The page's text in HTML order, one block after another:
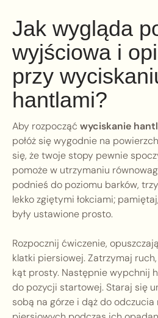
Jak wygląda
wyjściowa i
przy
hantlami?
Aby rozpocząć wyciskanie
połóż się wygodnie na
się, że twoje stopy pewnie
pomoże w utrzymaniu
podnieś do poziomu barków,
lekko zgiętymi łokciami;
były ustawione prosto.
Rozpocznij ćwiczenie,
klatki piersiowej. Zatrzymaj
kąt prosty. Następnie wypchnij
do pozycji startowej. Staraj się
sobą na górze i dąż do